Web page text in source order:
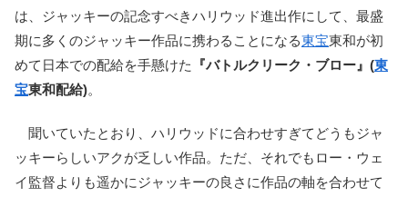
は、ジャッキーの記念すべきハリウッド進出作にして、最盛
期に多くのジャッキー作品に携わることになる東宝東和が初
めて日本での配給を手懸けた
『バトルクリーク・ブロー』(東
宝東和配給)。
聞いていたとおり、ハリウッドに合わせすぎてどうもジャ
ッキーらしいアクが乏しい作品。ただ、それでもロー・ウェ
イ監督よりも遥かにジャッキーの良さに作品の軸を合わせて